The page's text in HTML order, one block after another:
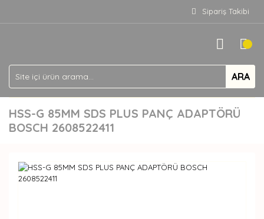
Sipariş Takibi
ARA
HSS-G 85MM SDS PLUS PANÇ ADAPTÖRÜ
BOSCH 2608522411